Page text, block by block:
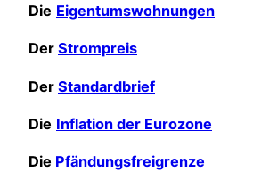
Die Eigentumswohnungen
Der Strompreis
Der Standardbrief
Die Inflation der Eurozone
Die Pfändungsfreigrenze